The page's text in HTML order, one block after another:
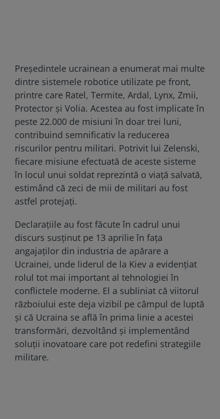
Președintele ucrainean a enumerat mai multe
dintre sistemele robotice utilizate pe front,
printre care Ratel, Termite, Ardal, Lynx, Zmii,
Protector și Volia. Acestea au fost implicate în
peste 22.000 de misiuni în doar trei luni,
contribuind semnificativ la reducerea
riscurilor pentru militari. Potrivit lui Zelenski,
fiecare misiune efectuată de aceste sisteme
în locul unui soldat reprezintă o viață salvată,
estimând că zeci de mii de militari au fost
astfel protejați.
Declarațiile au fost făcute în cadrul unui
discurs susținut pe 13 aprilie în fața
angajaților din industria de apărare a
Ucrainei, unde liderul de la Kiev a evidențiat
rolul tot mai important al tehnologiei în
conflictele moderne. El a subliniat că viitorul
războiului este deja vizibil pe câmpul de luptă
și că Ucraina se află în prima linie a acestei
transformări, dezvoltând și implementând
soluții inovatoare care pot redefini strategiile
militare.